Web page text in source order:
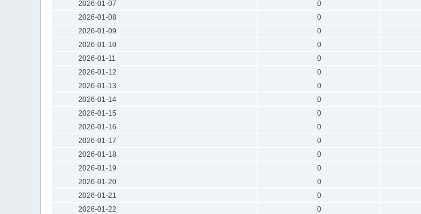
2026-01-07
0
2026-01-08
0
2026-01-09
0
2026-01-10
0
2026-01-11
0
2026-01-12
0
2026-01-13
0
2026-01-14
0
2026-01-15
0
2026-01-16
0
2026-01-17
0
2026-01-18
0
2026-01-19
0
2026-01-20
0
2026-01-21
0
2026-01-22
0